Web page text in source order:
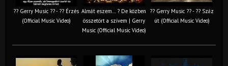
?? Gerry Music ?? - ?? Érzés
(Official Music Video)
Almát eszem… ? De közben
összetört a szívem | Gerry
Music (Official Music Video)
?? Gerry Music ?? - ?? Száz
út (Official Music Video)